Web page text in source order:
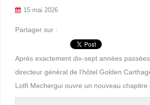
15 mai 2026
Partager sur :
Après exactement dix-sept années
directeur général de l’hôtel Golden
Lotfi Mechergui ouvre un nouveau chapitre